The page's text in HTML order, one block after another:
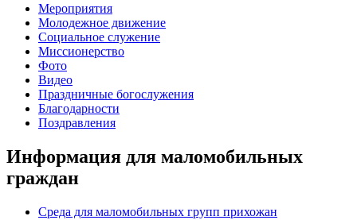
Мероприятия
Молодежное движение
Социальное служение
Миссионерство
Фото
Видео
Праздничные богослужения
Благодарности
Поздравления
Информация для маломобильных
граждан
Среда для маломобильных групп прихожан